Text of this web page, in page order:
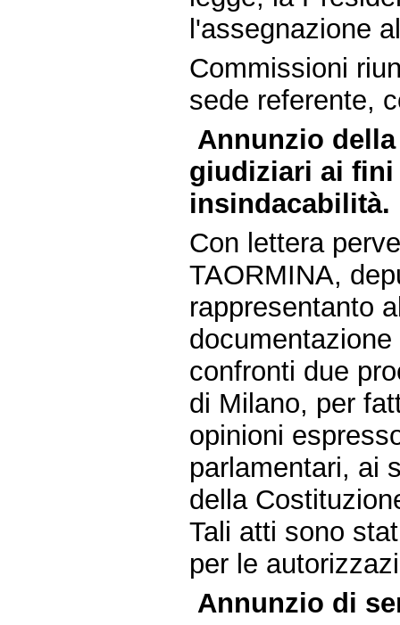
l'assegnazione
Commissioni
sede referente,
Annunzio
giudiziari ai
insindacabilità.
Con lettera
TAORMINA,
rappresentanto
confronti due
di Milano, per
opinioni
parlamentari, ai
della
Tali atti sono
per le
Annunzio di